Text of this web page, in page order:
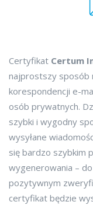
Certyfikat Certum
najprostszy sposób
korespondencji e-
osób prywatnych.
szybki i wygodny
wysyłane
się bardzo szybkim
wygenerowania –
pozytywnym
certyfikat będzie